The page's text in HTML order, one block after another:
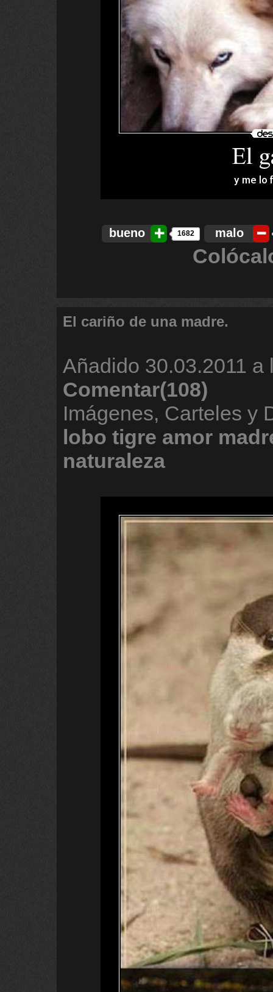
bueno 1682 malo
El cariño de una madre.
Añadido 30.03.2011 a
Comentar(108)
Imágenes, Carteles y
lobo tigre amor
naturaleza